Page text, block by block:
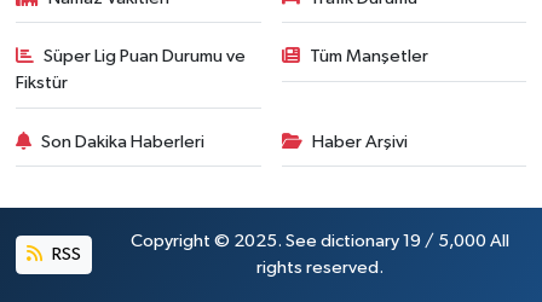
Süper Lig Puan Durumu ve
Fikstür
Tüm Manşetler
Son Dakika Haberleri Haber Arşivi
RSS
Copyright © 2025. See dictionary 19 / 5,000 All
rights reserved.